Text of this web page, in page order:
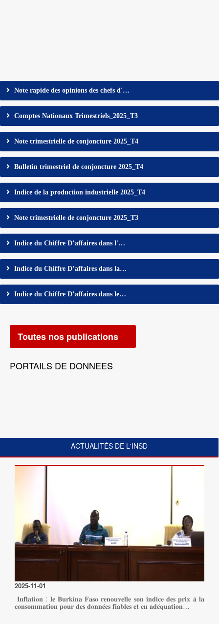
Note rapide des opinions des chefs d'…
Comptes Nationaux Trimestriels_2025_T3
Note trimestrielle de conjoncture 2025_T4
Bulletin trimestriel de conjoncture 2025_T4
Indice de la production industrielle 2025_T4
Note trimestrielle de conjoncture 2025_T3
Indice du Chiffre D’affaires dans l'…
Indice du Chiffre D’affaires dans la…
Indice du Chiffre D’affaires dans le…
Toutes nos publications
PORTAILS DE DONNEES
ACTUALITÉS DE L'INSD
2025-11-01
𝐈𝐧𝐟𝐥𝐚𝐭𝐢𝐨𝐧 : 𝐥𝐞 𝐁𝐮𝐫𝐤𝐢𝐧𝐚 𝐅𝐚𝐬𝐨 𝐫𝐞𝐧𝐨𝐮𝐯𝐞𝐥𝐥𝐞 𝐬𝐨𝐧 𝐢𝐧𝐝𝐢𝐜𝐞 𝐝𝐞𝐬 𝐩𝐫𝐢𝐱 𝐚̀ 𝐥𝐚
𝐜𝐨𝐧𝐬𝐨𝐦𝐦𝐚𝐭𝐢𝐨𝐧 𝐩𝐨𝐮𝐫 𝐝𝐞𝐬 𝐝𝐨𝐧𝐧𝐞́𝐞𝐬 𝐟𝐢𝐚𝐛𝐥𝐞𝐬 𝐞𝐭 𝐞𝐧 𝐚𝐝𝐞́𝐪𝐮𝐚𝐭𝐢𝐨𝐧…